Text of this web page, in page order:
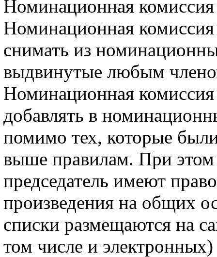
Номинационная
Номинационная комиссия
снимать из
выдвинутые любым
Номинационная комиссия
добавлять в
помимо тех, которые
выше правилам. При этом
председатель имеют
произведения на общих
списки размещаются на
том числе и